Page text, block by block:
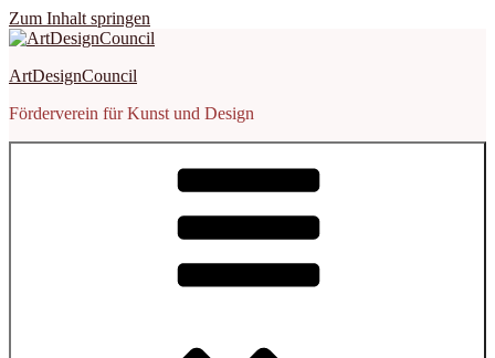
Zum Inhalt springen
ArtDesignCouncil
Förderverein für Kunst und Design